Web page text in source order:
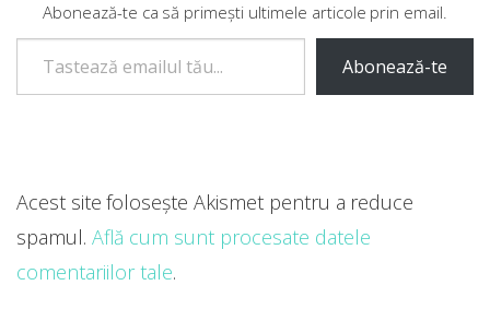
Abonează-te ca să primești ultimele articole prin email.
Tastează emailul tău...
Abonează-te
Acest site folosește Akismet pentru a reduce
spamul. Află cum sunt procesate datele
comentariilor tale.